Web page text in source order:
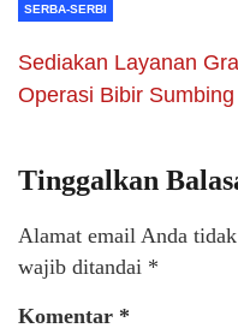
SERBA-SERBI
Sediakan Layanan
Operasi Bibir Sumbing
Tinggalkan
Alamat email Anda
wajib ditandai *
Komentar *